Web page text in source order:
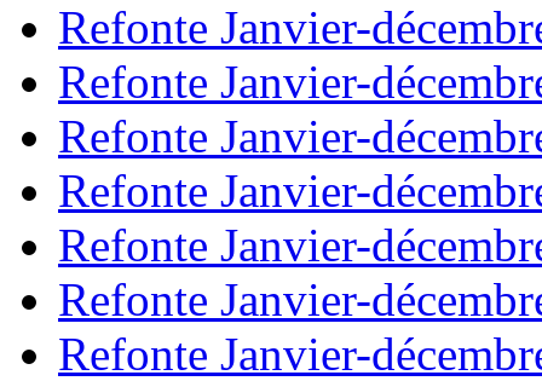
Refonte Janvier-
Refonte Janvier-
Refonte Janvier-
Refonte Janvier-
Refonte Janvier-
Refonte Janvier-
Refonte Janvier-